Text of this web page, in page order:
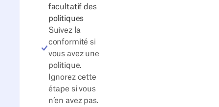
facultatif des
politiques
Suivez la
conformité si
vous avez une
politique.
Ignorez cette
étape si vous
n’en avez pas.